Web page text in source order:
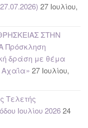
27 Ιουλίου,
ΣΤΗΝ
Πρόσκληση
δράση με θέμα
27 Ιουλίου,
Τελετής
Ιουλίου 202624